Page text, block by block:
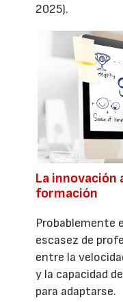
2025).
La innovación
formación
Probablemente
escasez de
entre la
y la capacidad
para adaptarse.